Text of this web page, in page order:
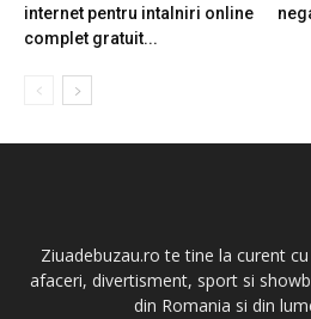
internet pentru intalniri online
complet gratuit...
Ziuadebuzau.ro te tine la curent
afaceri, divertisment, sport si
din Romania si din